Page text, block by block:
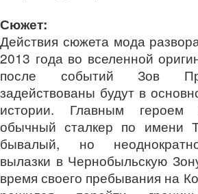
Сюжет:
Действия сюжета мода
2013 года во вселенной
после событий Зов
задействованы будут в
истории. Главным героем
обычный сталкер по имени
бывалый, но
вылазки в Чернобыльскую
время своего пребывания на